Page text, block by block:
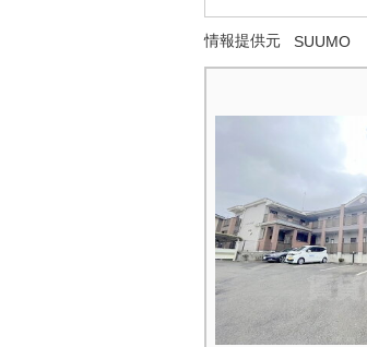
情報提供元 SUUMO